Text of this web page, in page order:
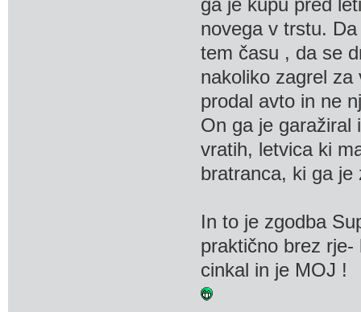
ga je kupu pred
novega v trstu.
tem času , da se
nakoliko zagrel za
prodal avto in ne
On ga je garažiral
vratih, letvica ki
bratranca, ki ga je
In to je zgodba
praktično brez
cinkal in je MOJ !